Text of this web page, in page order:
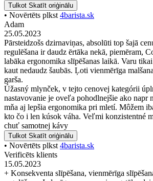
Tulkot Skatīt oriģinālu
• Novērtēts plkst 4barista.sk
Adam
25.05.2023
Pārsteidzošs dzirnaviņas, absolūti top šajā
regulēšana ir daudz ērtāka nekā, piemēram,
labāka ergonomika slīpēšanas laikā. Varu
kaut nedaudz šaubās. Ļoti vienmērīga
garša.
Úžasný mlynček, v tejto cenovej kategórii
nastavovanie je oveľa pohodlnejšie ako napr
mňa aj lepšia ergonomika pri mletí. Môžem
kto čo i len kúsok váha. Veľmi konzistentné
chuť samotnej kávy
Tulkot Skatīt oriģinālu
• Novērtēts plkst 4barista.sk
Verificēts klients
15.05.2023
+ Konsekventa slīpēšana, vienmērīga